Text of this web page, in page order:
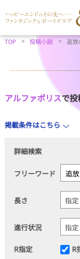
TOP 投稿小説 追放
アルファポリスで投
掲載条件はこちら
詳細検索
フリーワード
長さ
進行状況
R指定 R